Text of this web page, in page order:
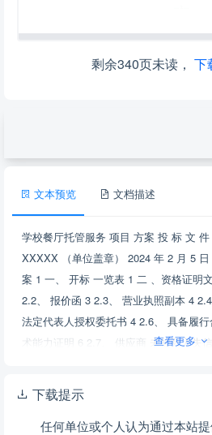
剩余340页未读， 下
文本预览 文档描述
学校餐厅托管服务 项目 方案 投 标 文
XXXXX （单位盖章） 2024 年 2 月 5
案 1 一、 开标 一览表 1 二 、资格证明
2.2、 报价函 3 2.3、 营业执照副本 4
法定代表人授权委托书 4 2.6、 具备履
术能力证明 6 2.7、 供应商 未被列入失
企业经营异常名录 ”证明 截图 26 2.7 .4
当事人名单”证明 截图 26 三、技术部
查看更多
下载提示
任何单位或个人认为通过本站